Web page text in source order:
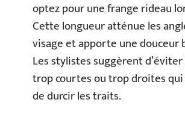
optez pour une frange rideau
Cette longueur atténue les
visage et apporte une douceur
Les stylistes suggèrent
trop courtes ou trop droites
de durcir les traits.